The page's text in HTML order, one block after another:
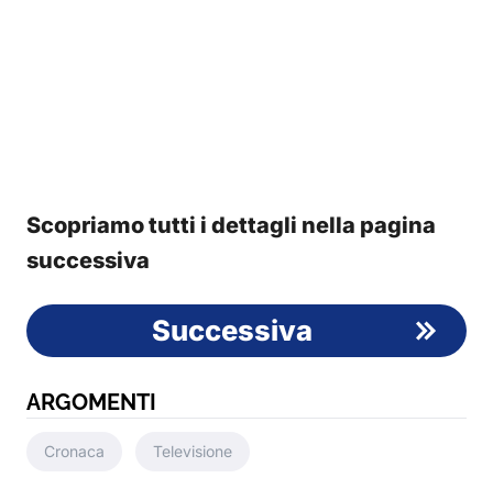
Scopriamo tutti i dettagli nella pagina
successiva
Successiva
ARGOMENTI
Cronaca Televisione